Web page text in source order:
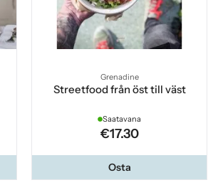
Grenadine
Streetfood från öst till väst
Saatavana
€17.30
Osta